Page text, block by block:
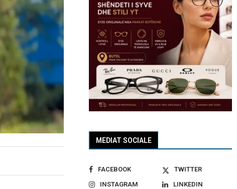
MEDIAT SOCIALE
FACEBOOK
TWITTER
INSTAGRAM
LINKEDIN